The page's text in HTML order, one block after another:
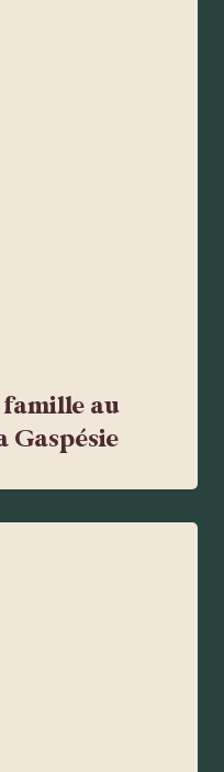
au
Gaspésie